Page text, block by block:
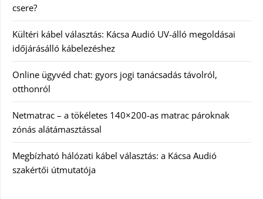
csere?
Kültéri kábel választás: Kácsa Audió UV-álló megoldásai
időjárásálló kábelezéshez
Online ügyvéd chat: gyors jogi tanácsadás távolról,
otthonról
Netmatrac – a tökéletes 140×200-as matrac pároknak
zónás alátámasztással
Megbízható hálózati kábel választás: a Kácsa Audió
szakértői útmutatója